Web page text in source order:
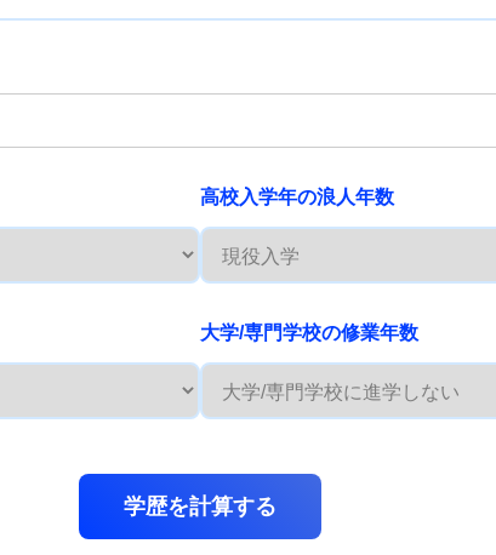
高校入学年の浪人年数
大学/専門学校の修業年数
学歴を計算する